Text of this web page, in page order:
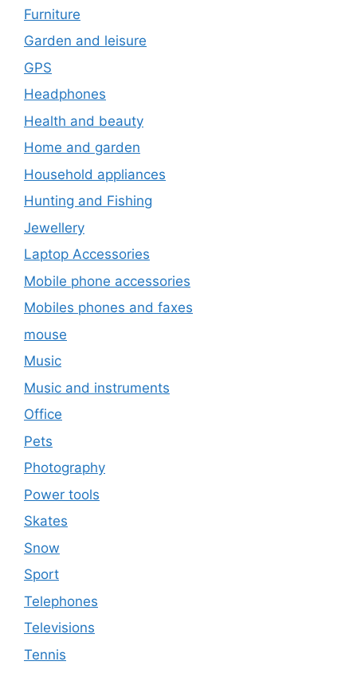
Furniture
Garden and leisure
GPS
Headphones
Health and beauty
Home and garden
Household appliances
Hunting and Fishing
Jewellery
Laptop Accessories
Mobile phone accessories
Mobiles phones and faxes
mouse
Music
Music and instruments
Office
Pets
Photography
Power tools
Skates
Snow
Sport
Telephones
Televisions
Tennis